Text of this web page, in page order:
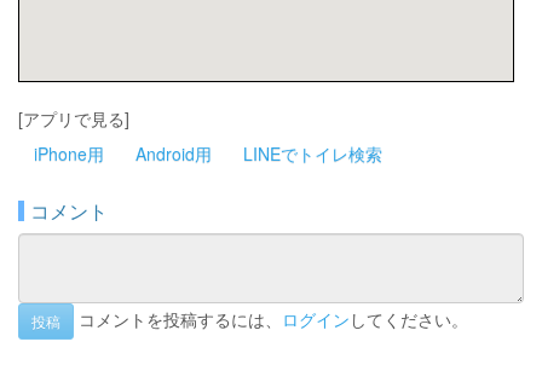
[アプリで見る]
iPhone用
Android用 LINEでトイレ検索
コメント
投稿 コメントを投稿するには、 ログイン してください。